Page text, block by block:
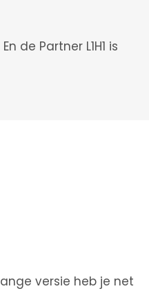
de Partner L1H1 is
versie heb je net